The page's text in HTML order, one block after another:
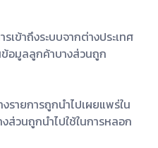
ข้าถึงระบบจากต่างประเทศ
อมูลลูกค้าบางส่วนถูก
ายการถูกนำไปเผยแพร่ใน
ส่วนถูกนำไปใช้ในการหลอก